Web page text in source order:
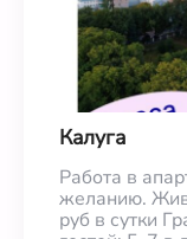
Калуга
Работа в
желанию.
руб в сутки